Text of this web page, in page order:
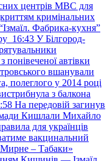
центрів МВС для
кримінальних
Фабрика-кухня”
16:43 У Білгород-
автівки
вшанували
полеглого у 2014 році
з балкона
На передовій загинув
Кишлали Михайло
для українців
вакцинальний
– Табаки»